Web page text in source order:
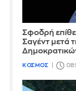
Σφοδρή
Σαγέντ μετά
ΚΟΣΜΟΣ